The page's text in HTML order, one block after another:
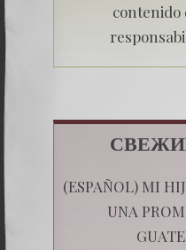
contenido
(ESPAÑOL) MI
UNA